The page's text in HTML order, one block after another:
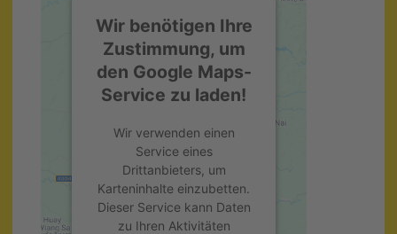
Wir benötigen Ihre
Zustimmung, um
den Google Maps-
Service zu laden!
Wir verwenden einen
Service eines
Drittanbieters, um
Karteninhalte einzubetten.
Dieser Service kann Daten
zu Ihren Aktivitäten